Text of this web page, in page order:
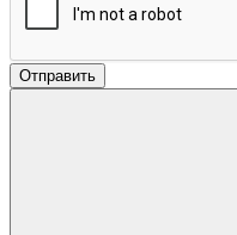
Отправить